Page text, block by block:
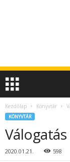
Kezdőlap Könyvtár
KÖNYVTÁR
2020.01.21. 598